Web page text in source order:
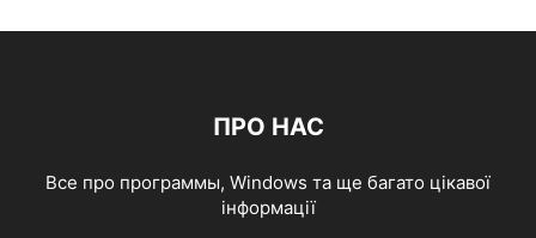
ПРО НАС
Все про программы, Windows та ще багато цікавої
інформації